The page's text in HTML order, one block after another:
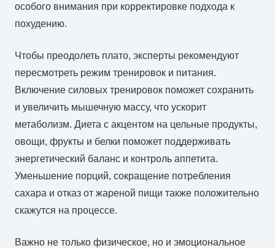
особого внимания при корректировке подхода к
похудению.
Чтобы преодолеть плато, эксперты рекомендуют
пересмотреть режим тренировок и питания.
Включение силовых тренировок поможет сохранить
и увеличить мышечную массу, что ускорит
метаболизм. Диета с акцентом на цельные продукты,
овощи, фрукты и белки поможет поддерживать
энергетический баланс и контроль аппетита.
Уменьшение порций, сокращение потребления
сахара и отказ от жареной пищи также положительно
скажутся на процессе.
Важно не только физическое, но и эмоциональное